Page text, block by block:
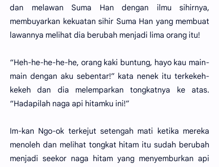
dan melawan Suma Han dengan ilmu sihirnya,
membuyarkan kekuatan sihir Suma Han yang membuat
lawannya melihat dia berubah menjadi lima orang itu!
“Heh-he-he-he-he, orang kaki buntung, hayo kau main-
main dengan aku sebentar!” kata nenek itu terkekeh-
kekeh dan dia melemparkan tongkatnya ke atas.
“Hadapilah naga api hitamku ini!”
Im-kan Ngo-ok terkejut setengah mati ketika mereka
menoleh dan melihat tongkat hitam itu sudah berubah
menjadi seekor naga hitam yang menyemburkan api